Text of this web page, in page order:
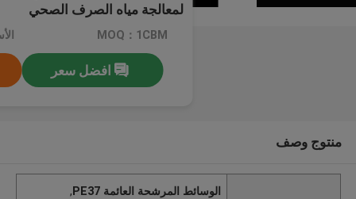
لمعالجة مياه الصرف الصحي
MOQ：1CBM
افضل سعر
منتوج وصف
الوسائط المرشحة العائمة PE37
,